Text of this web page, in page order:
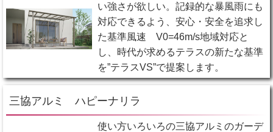
い強さが欲しい。記録的な暴風雨にも
対応できるよう、安心・安全を追求し
た基準風速 V0=46m/s地域対応と
し、時代が求めるテラスの新たな基準
を”テラスVS”で提案します。
三協アルミ ハピーナリラ
使い方いろいろの三協アルミのガーデ